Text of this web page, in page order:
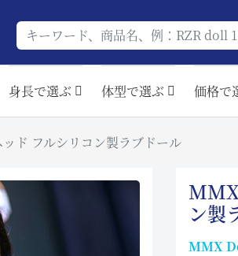
身長で選ぶ 体型で選ぶ 価格で
ド フルシリコン製ラブドール
ン製
MMX